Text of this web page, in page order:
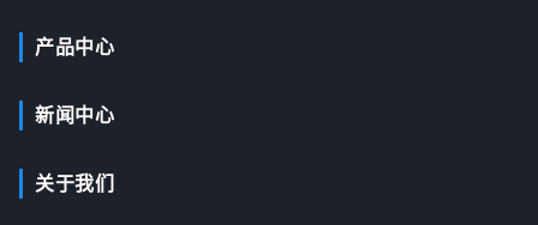
产品中心
新闻中心
关于我们